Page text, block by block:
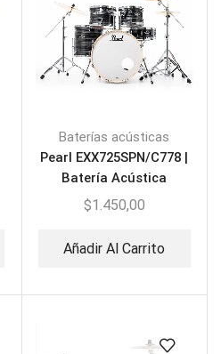
Baterías acústicas
Pearl EXX725SPN/C778 |
Batería Acústica
Graphite Silver Twist
$1.450,00
Añadir Al Carrito